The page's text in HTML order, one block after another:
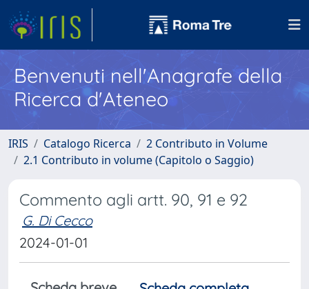
Benvenuti nell'Anagrafe della
Ricerca d'Ateneo
IRIS Catalogo Ricerca
2 Contributo in Volume
2.1 Contributo in volume (Capitolo o Saggio)
Commento agli artt. 90, 91 e 92
G. Di Cecco
2024-01-01